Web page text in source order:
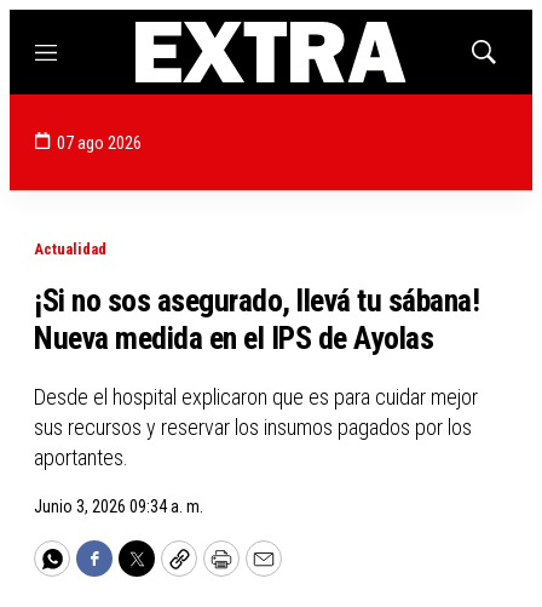
Menú
Mostrar
07 ago 2026
Actualidad
¡Si no sos asegurado, llevá tu sábana!
Nueva medida en el IPS de Ayolas
Desde el hospital explicaron que es para cuidar mejor
sus recursos y reservar los insumos pagados por los
aportantes.
Junio 3, 2026 09:34 a. m.
WhatsApp
Facebook
TwitterCopyPrintEmail